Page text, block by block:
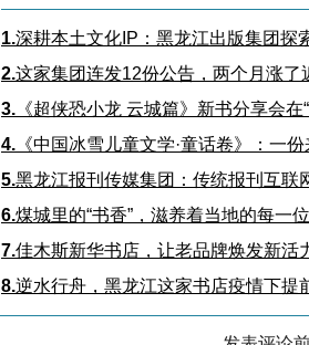
1.深耕本土文化IP：黑龙江出版集团探
2.这家集团连发12份公告，两个月涨了
3. 《超侠恐小龙 云城篇》新书分享会
4. 《中国冰雪儿童文学·童话卷》：一
5.黑龙江报刊传媒集团：传统报刊互联
6.煤城里的“书香”，滋养着当地的每一
7.佳木斯新华书店，让老品牌焕发新活
8.逆水行舟，黑龙江这家书店疫情下提